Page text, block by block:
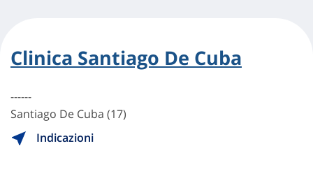
Clinica Santiago De Cuba
------
Santiago De Cuba (17)
Indicazioni